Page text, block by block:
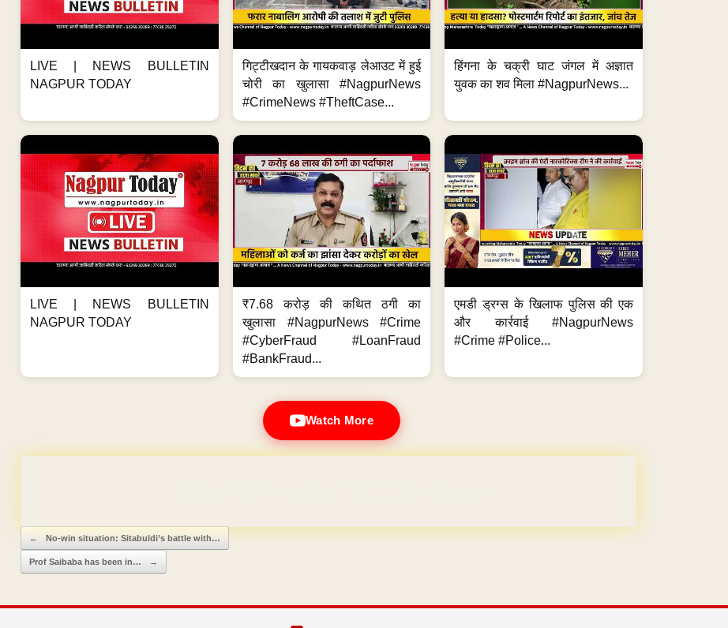
LIVE | NEWS BULLETIN
NAGPUR TODAY
गिट्टीखदान के गायकवाड़ लेआउट में हुई
चोरी का खुलासा #NagpurNews
#CrimeNews #TheftCase...
हिंगना के चक्री घाट जंगल में अज्ञात
युवक का शव मिला #NagpurNews...
LIVE | NEWS BULLETIN
NAGPUR TODAY
₹7.68 करोड़ की कथित ठगी का
खुलासा #NagpurNews #Crime
#CyberFraud #LoanFraud
#BankFraud...
एमडी ड्रग्स के खिलाफ पुलिस की एक
और कार्रवाई #NagpurNews
#Crime #Police...
Watch More
Post navigation
← No-win situation: Sitabuldi’s battle with…
Prof Saibaba has been in… →